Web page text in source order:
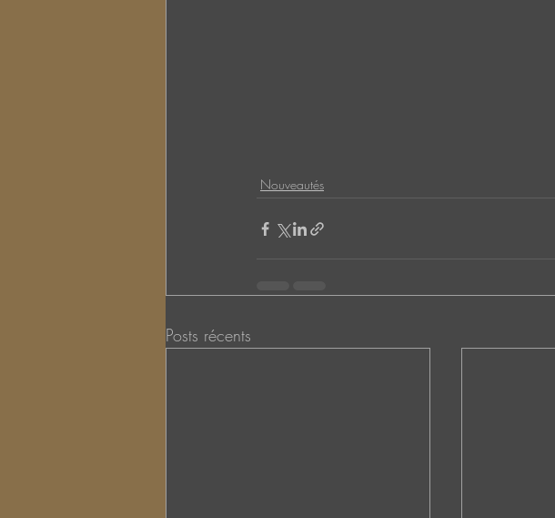
Nouveautés
Posts récents